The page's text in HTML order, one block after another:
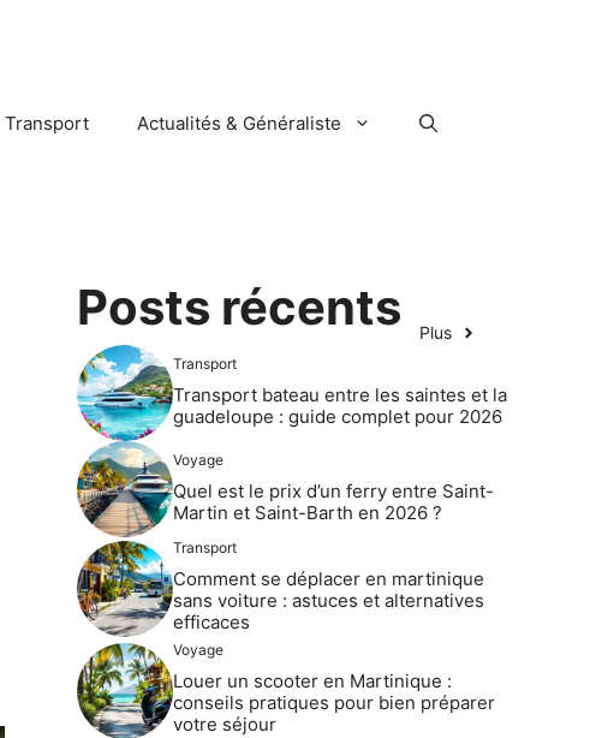
Transport Actualités & Généraliste
Posts récents Plus
Transport
Transport bateau entre les saintes et la
guadeloupe : guide complet pour 2026
Voyage
Quel est le prix d’un ferry entre Saint-
Martin et Saint-Barth en 2026 ?
Transport
Comment se déplacer en martinique
sans voiture : astuces et alternatives
efficaces
Voyage
Louer un scooter en Martinique :
conseils pratiques pour bien préparer
votre séjour